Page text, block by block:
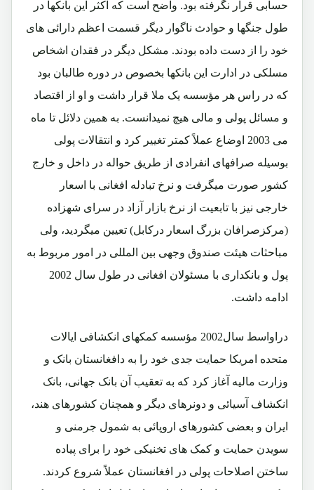
حسابی قرار نگرفته بود. واضح است که اکثر این بانکها در
طول جنگها و حوادث ناگوار دیگر قسمت اعظم دارائی های
خود را از دست داده بودند. مشکل دیگر در فقدان اشخاص
مسلکی در ادارت این بانکها بخصوص در دوره طالبان بود
که در راس هر مؤسسه یک ملا قرار داشت و او از اقتصاد
و مسائل پولی و مالی هیچ نمیدانست. به همین دلائل تا ماه
می 2003 اوضاع عملاً کمتر تغییر کرد و انتقالات پولی
بوسیله صرافهای انفرادی از طریق حواله در داخل و خارج
کشور صورت میگرفت و نرخ تبادله افغانی با اسعار
خارجی نیز با تابعیت از نرخ بازار آزاد در سرای شهزاده
(مرکزصرافان بزرگ اسعار درکابل) تعیین میگردید، ولی
مباحثات هیئت صندوق وجهی بین المللی در امور مربوط به
پول و بانکداری با مسئولان افغانی در طول سال 2002
ادامه داشت.
دراواسط سال2002 مؤسسه کمکهای انکشافی ایالات
متحده امریکا حمایت جدی خود را به دافغانستان بانک و
وزارت مالیه آغاز کرد که به تعقیب آن بانک جهانی، بانک
انکشاف آسیائی و دونرهای دیگر و همچنان کشورهای هند،
ایران و بعضی کشورهای اروپائی به شمول جرمنی و
سویدن حمایت و کمک های تخنیکی خود را برای پیاده
ساختن اصلاحات پولی در افغانستان عملاً شروع کردند.